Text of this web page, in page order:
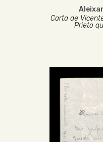
Carta de
Prieto